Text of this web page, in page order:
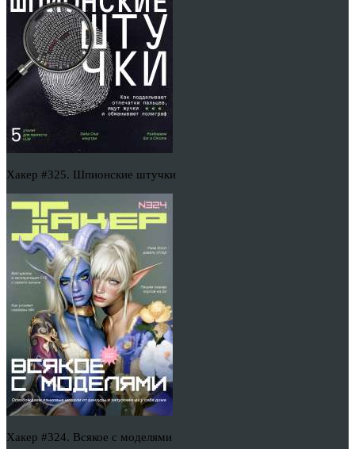
Хакер #325. Шпионские штучки
Хакер #324. Всякое с моделями